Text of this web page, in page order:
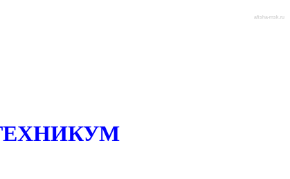
afisha-msk.ru